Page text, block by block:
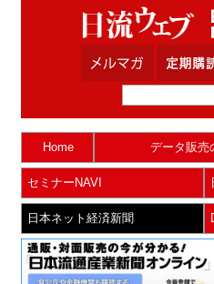
Home データ販売
セミナーNAVI
日本ネット経済新聞